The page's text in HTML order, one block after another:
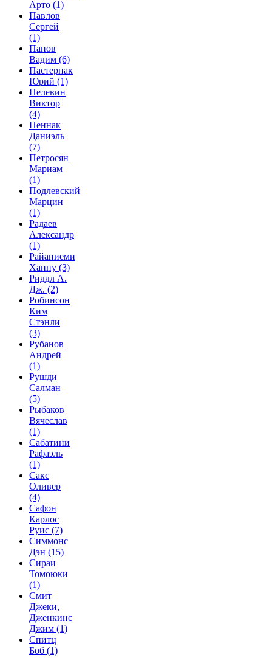
Арто (1)
Павлов
Сергей
(1)
Панов
Вадим (6)
Пастернак
Юрий (1)
Пелевин
Виктор
(4)
Пеннак
Даниэль
(7)
Петросян
Мариам
(1)
Подлевский
Марцин
(1)
Радаев
Александр
(1)
Райаниеми
Ханну (3)
Риддл А.
Дж. (2)
Робинсон
Ким
Стэнли
(3)
Рубанов
Андрей
(1)
Рушди
Салман
(5)
Рыбаков
Вячеслав
(1)
Сабатини
Рафаэль
(1)
Сакс
Оливер
(4)
Сафон
Карлос
Руис (7)
Симмонс
Дэн (15)
Сираи
Томоюки
(1)
Смит
Джеки,
Дженкинс
Джим (1)
Спитц
Боб (1)